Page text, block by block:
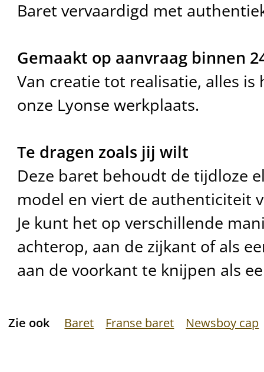
Baret vervaardigd met
Gemaakt op aanvraag binnen
Van creatie tot realisatie, alles is
onze Lyonse werkplaats.
Te dragen zoals jij wilt
Deze baret behoudt de tijdloze
model en viert de authenticiteit
Je kunt het op verschillende
achterop, aan de zijkant of als
aan de voorkant te knijpen als
Zie ook Baret Franse baret Newsboy cap